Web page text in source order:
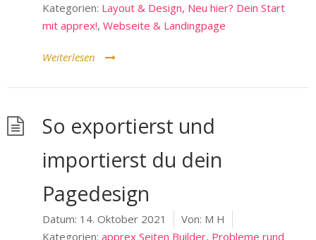
Kategorien: Layout & Design, Neu hier? Dein Start
mit apprex!, Webseite & Landingpage
Weiterlesen
So exportierst und
importierst du dein
Pagedesign
Datum: 14. Oktober 2021 Von: M H
Kategorien: apprex Seiten Builder, Probleme rund